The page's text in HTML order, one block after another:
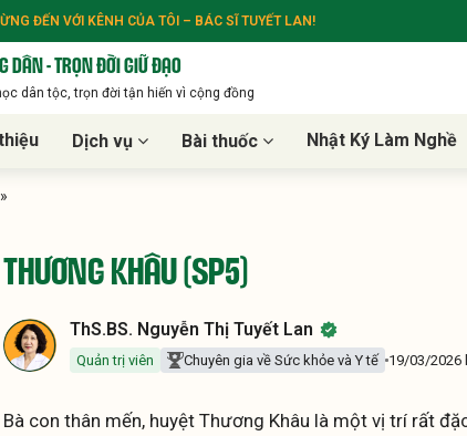
ĐẾN VỚI KÊNH CỦA TÔI – BÁC SĨ TUYẾT LAN!
DÂN - TRỌN ĐỜI GIỮ ĐẠO
dân tộc, trọn đời tận hiến vì cộng đồng
Dịch vụ Bài thuốc Nhật Ký Làm Nghề
»
THƯƠNG KHÂU (SP5)
ThS.BS. Nguyễn Thị Tuyết Lan
Quản trị viên Chuyên gia về Sức khỏe và Y tế 19/03/2026
Bà con thân mến, huyệt Thương Khâu là một vị trí rất